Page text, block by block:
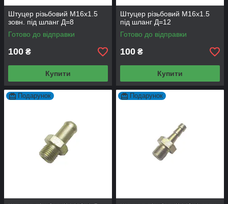
Штуцер різьбовий М16х1.5
зовн. під шланг Д=8
Готово до відправки
100 ₴
Купити
Штуцер різьбовий М16х1.5
під шланг Д=12
Готово до відправки
100 ₴
Купити
Подарунок Подарунок